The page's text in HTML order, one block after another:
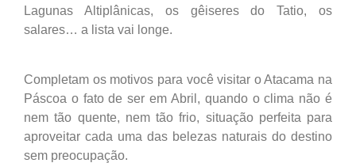
Lagunas Altiplânicas, os gêiseres do Tatio, os
salares… a lista vai longe.
Completam os motivos para você visitar o Atacama na
Páscoa o fato de ser em Abril, quando o clima não é
nem tão quente, nem tão frio, situação perfeita para
aproveitar cada uma das belezas naturais do destino
sem preocupação.